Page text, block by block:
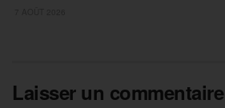
Laisser un commentaire